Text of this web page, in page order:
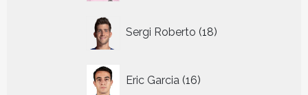
Sergi Roberto 18
producten
Eric Garcia 16
producten